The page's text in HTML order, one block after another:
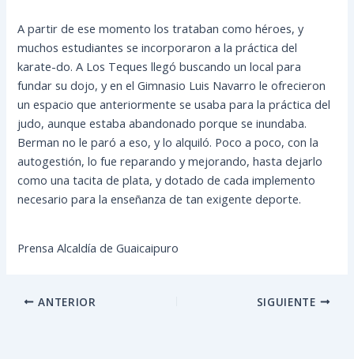
A partir de ese momento los trataban como héroes, y
muchos estudiantes se incorporaron a la práctica del
karate-do. A Los Teques llegó buscando un local para
fundar su dojo, y en el Gimnasio Luis Navarro le ofrecieron
un espacio que anteriormente se usaba para la práctica del
judo, aunque estaba abandonado porque se inundaba.
Berman no le paró a eso, y lo alquiló. Poco a poco, con la
autogestión, lo fue reparando y mejorando, hasta dejarlo
como una tacita de plata, y dotado de cada implemento
necesario para la enseñanza de tan exigente deporte.
Prensa Alcaldía de Guaicaipuro
ANTERIOR SIGUIENTE